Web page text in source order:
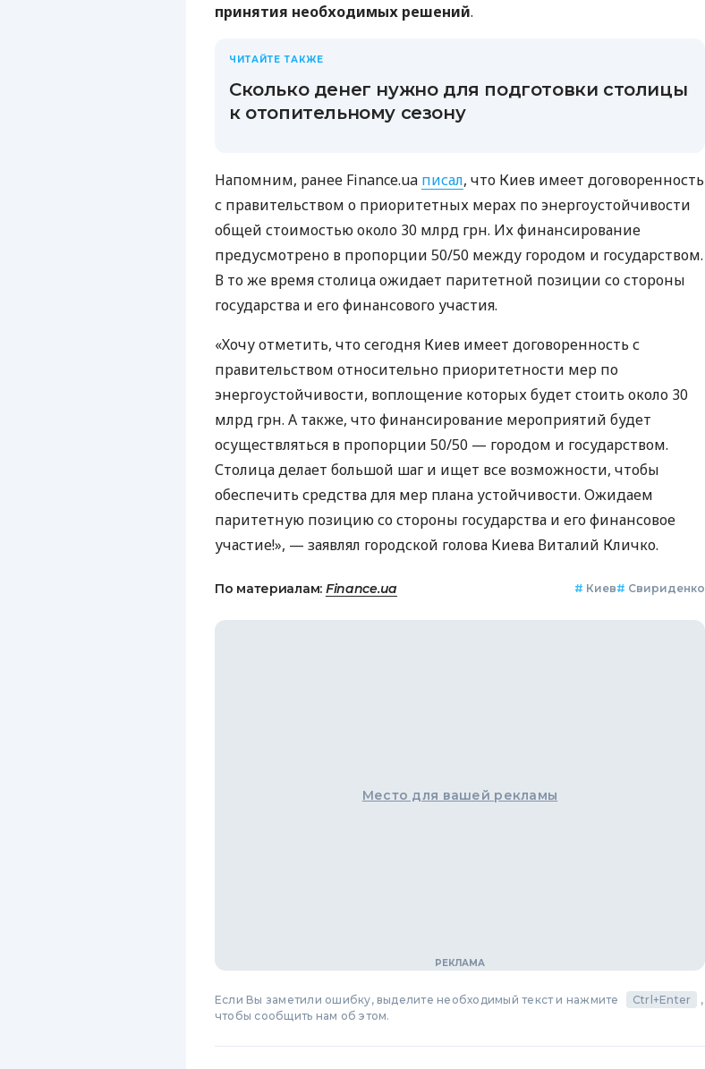
принятия необходимых решений.
ЧИТАЙТЕ ТАКЖЕ
Сколько денег нужно для подготовки столицы
к отопительному сезону
Напомним, ранее Finance.ua писал, что Киев имеет договоренность
с правительством о приоритетных мерах по энергоустойчивости
общей стоимостью около 30 млрд грн. Их финансирование
предусмотрено в пропорции 50/50 между городом и государством.
В то же время столица ожидает паритетной позиции со стороны
государства и его финансового участия.
«Хочу отметить, что сегодня Киев имеет договоренность с
правительством относительно приоритетности мер по
энергоустойчивости, воплощение которых будет стоить около 30
млрд грн. А также, что финансирование мероприятий будет
осуществляться в пропорции 50/50 — городом и государством.
Столица делает большой шаг и ищет все возможности, чтобы
обеспечить средства для мер плана устойчивости. Ожидаем
паритетную позицию со стороны государства и его финансовое
участие!», — заявлял городской голова Киева Виталий Кличко.
По материалам: Finance.ua # Киев# Свириденко
Место для вашей рекламы
Если Вы заметили ошибку, выделите необходимый текст и нажмите Ctrl+Enter
,
чтобы сообщить нам об этом.